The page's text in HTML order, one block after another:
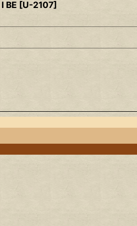
BE [U-2107]